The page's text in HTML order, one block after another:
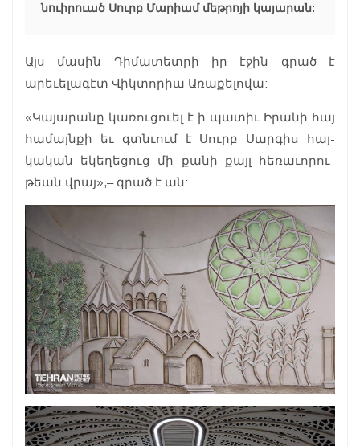
նուիրուած Սուրբ Մարիամ մեթ­րոյի կայարան:
Այս մասին Դիմատետրի իր էջին գրած է
արեւելագէտ Վիկ­տորիա Առաքելովա:
«Կայարանը կառու­ցուել է ի պատիւ Իրանի հայ
համայնքի եւ գտնւում է Սուրբ Սար­գիս հայ­
կական եկեղեցուց մի քանի քայլ հեռաւորու­
թեան վրայ»,– գրած է ան: